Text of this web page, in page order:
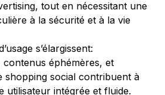
tout en nécessitant une
à la sécurité et à la vie
s’élargissent:
éphémères, et
shopping social contribuent à
utilisateur intégrée et fluide.